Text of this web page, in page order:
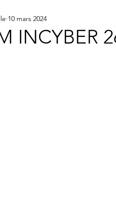
INCYBER
10 mars 2024